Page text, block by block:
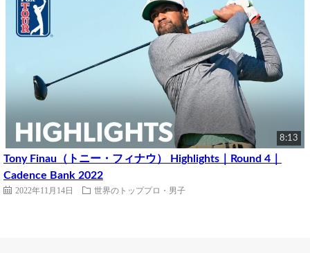
8:13
Tony Finau（トニー・フィナウ） Highlights｜Round 4｜
Cadence Bank 2022
2022年11月14日 世界のトッププロ・男子